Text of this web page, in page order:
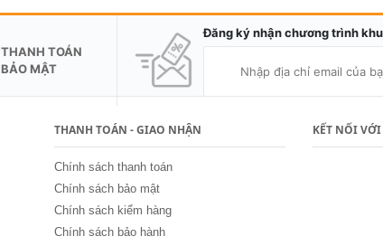
THANH TOÁN
BẢO MẬT
Đăng ký nhận chương trình
THANH TOÁN - GIAO NHẬN
Chính sách thanh toán
Chính sách bảo mật
Chính sách kiểm hàng
Chính sách bảo hành
KẾT NỐI